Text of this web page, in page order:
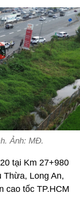
Ảnh: MĐ.
tại Km 27+980
Thừa, Long An,
cao tốc TP.HCM